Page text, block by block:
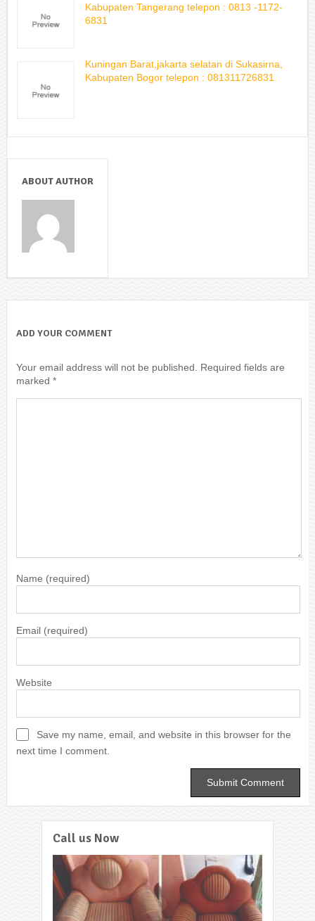
Kabupaten Tangerang telepon : 0813 -1172-
6831
Kuningan Barat,jakarta selatan di Sukasirna,
Kabupaten Bogor telepon : 081311726831
ABOUT AUTHOR
ADD YOUR COMMENT
Your email address will not be published. Required fields are
marked *
Name (required)
Email(required)
Website
Save my name, email, and website in this browser for the
next time I comment.
Call us Now